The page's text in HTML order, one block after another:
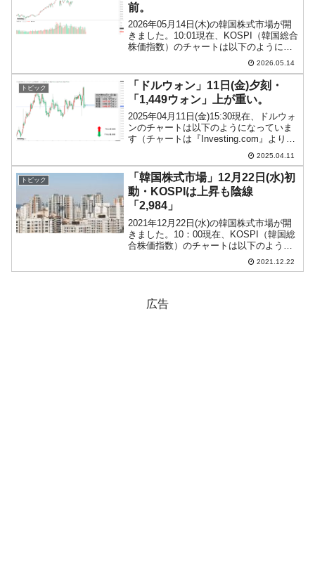
前。
2026年05月14日(木)の韓国株式市場が開
きました。10:01現在、KOSPI（韓国総合
株価指数）のチャートは以下のようにな
『Investing.com』より引用）。ちょい上
げて始まり、現在のところ陽線。
KOSPI...
2026.05.14
トピック
「ドルウォン」11日(金)夕刻・
「1,449ウォン」上が重い。
2025年04月11日(金)15:30現在、ドルウォ
ンのチャートは以下のようになっていま
す（チャートは『Investing.com』より引
用）。現在のところ陰線で、「1ドル＝
1,449ウォン」近辺の攻防となっていま
す。ローソク足1本が1分間...
2025.04.11
トピック
「韓国株式市場」12月22日(水)初
動・KOSPIは上昇も陰線
「2,984」
2021年12月22日(水)の韓国株式市場が開
きました。10：00現在、KOSPI（韓国総
合株価指数）のチャートは以下のように
『Investing.com』より引用）。KOSPIは
2021.12.22
広告